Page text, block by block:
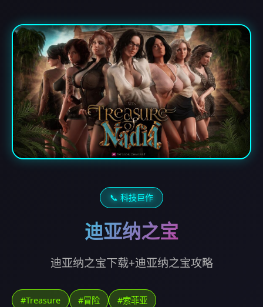
📞 科技巨作
迪亚纳之宝
迪亚纳之宝下载+迪亚纳之宝攻略
#Treasure #冒险 #索菲亚